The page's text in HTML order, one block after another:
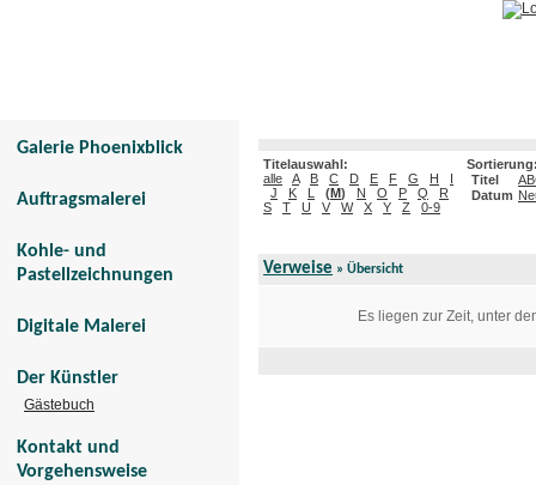
Galerie Phoenixblick
Auftragsmalerei
Kohle- und
Pastellzeichnungen
Digitale Malerei
Der Künstler
Gästebuch
Kontakt und
Vorgehensweise
Titelauswahl:
alle
A B C D E F G H
I
J
K L (M) N O P Q
R
S
T U V W X Y Z 0-9
Titel
Datum
Verweise » Übersicht
Es liegen zur Zeit, unter